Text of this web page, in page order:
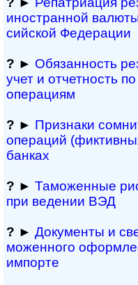
иностранной
сий­ской Федерации
? ► Обязанность
учет и отчетность
операциям
? ► Признаки
операций
банках
? ► Таможенные
при ведении ВЭД
? ► Документы и
мо­жен­но­го
импорте